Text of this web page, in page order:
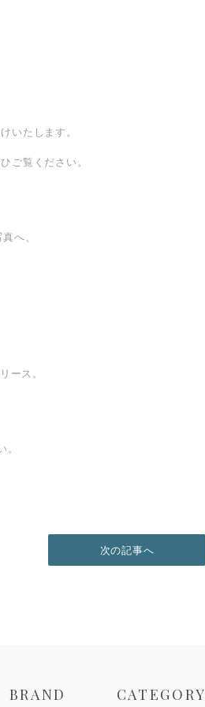
いたします。
ご覧ください。
へ、
ース。
。
次の記事へ
BRAND CATEGORY